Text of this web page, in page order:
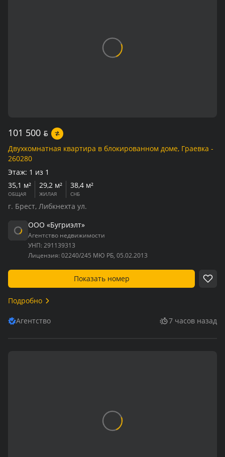
101 500 BYN
Двухкомнатная квартира в блокированном доме, Граевка -
260280
Этаж: 1 из 1
35,1 м²
ОБЩАЯ
29,2 м²
ЖИЛАЯ
38,4 м²
СНБ
г. Брест, Либкнехта ул.
ООО «Бугриэлт»
Агентство недвижимости
УНП: 291139313
Лицензия: 02240/245 МЮ РБ, 05.02.2013
Показать номер
Подробно
Агентство 7 часов назад